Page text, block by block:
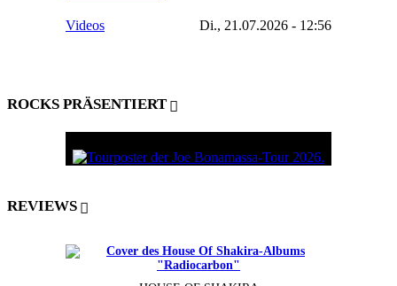
Videos Di., 21.07.2026 - 12:56
ROCKS PRÄSENTIERT
REVIEWS